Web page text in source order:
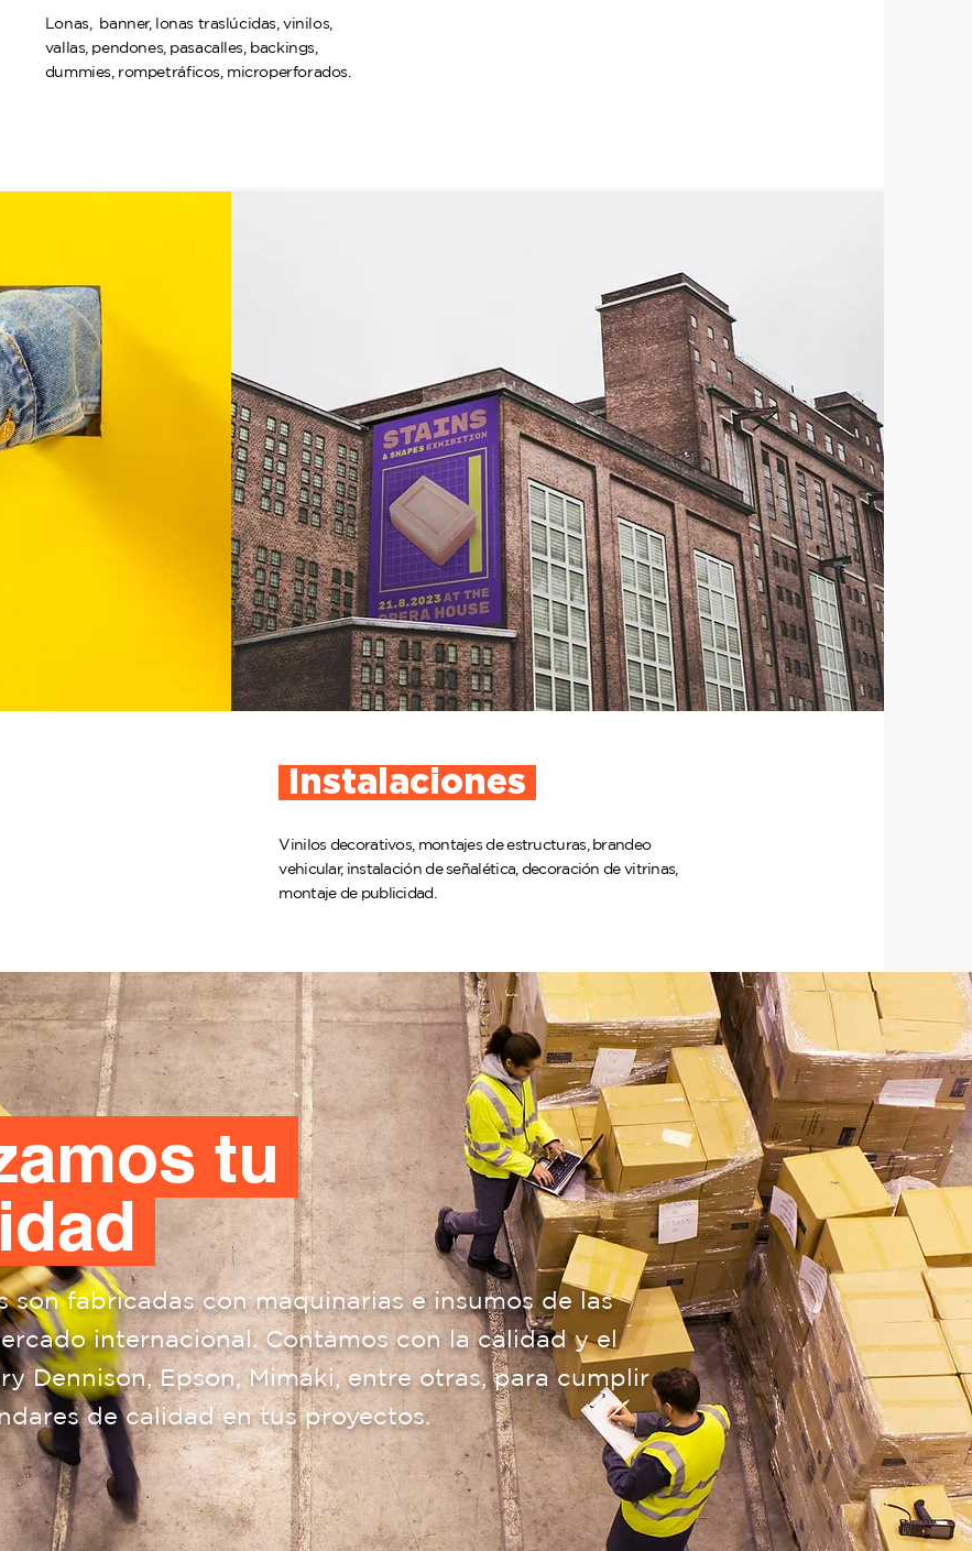
Lonas, banner, lonas traslúcidas, vinilos,
vallas, pendones, pasacalles, backings,
dummies, rompetráﬁcos, microperforados.
Instalaciones
Vinilos decorativos, montajes de estructuras, brandeo
vehicular, instalación de señalética, decoración de vitrinas,
montaje de publicidad.
tu
son fabricadas con maquinarias e insumos de las
internacional. Contamos con la calidad y el
Dennison, Epson, Mimaki, entre otras, para cumplir
de calidad en tus proyectos.